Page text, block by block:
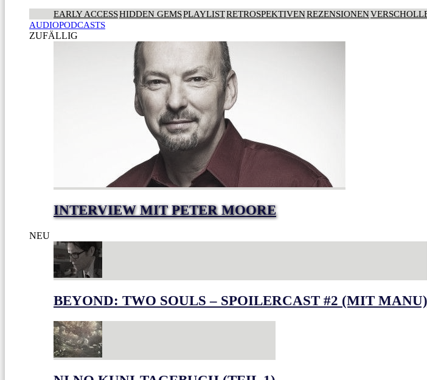
EARLY ACCESSHIDDEN GEMSPLAYLISTRETROSPEKTIVENREZENSIONEN
AUDIOPODCASTS
ZUFÄLLIG
INTERVIEW MIT PETER MOORE
NEU
BEYOND: TWO SOULS – SPOILERCAST #2 (MIT MANU)